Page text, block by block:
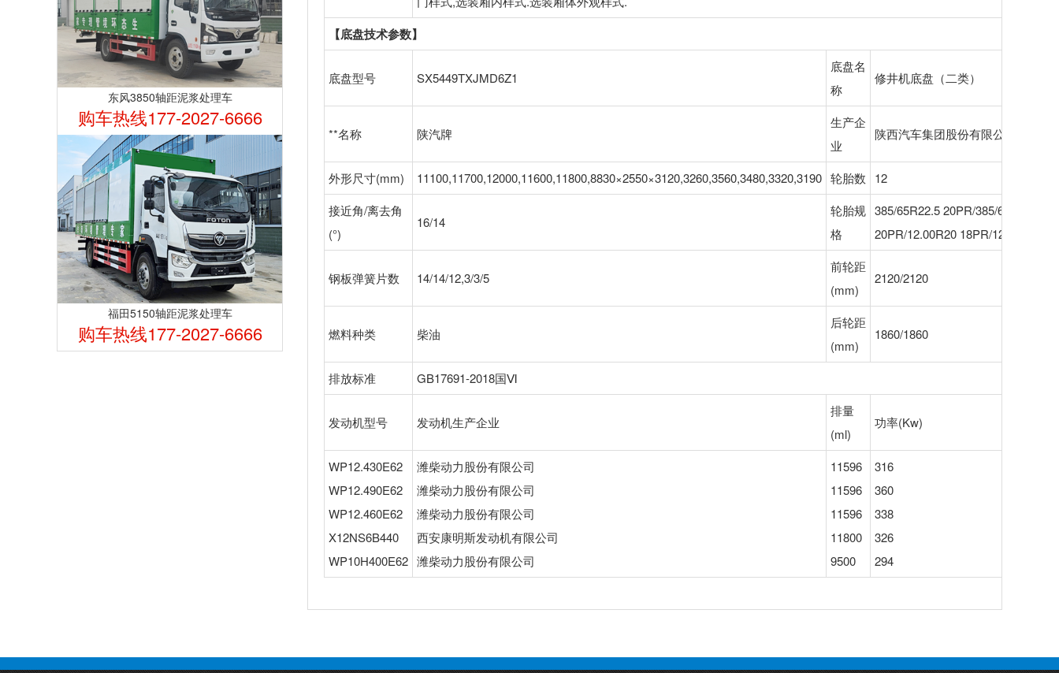
东风3850轴距泥浆处理车
购车热线177-2027-6666
福田5150轴距泥浆处理车
购车热线177-2027-6666
【底盘技术参数】
底盘型号 SX5449TXJMD6Z1
底盘名
称
修井机底盘（二类）
**名称 陕汽牌
生产企
业
陕西汽车集团股份有限公司
外形尺寸(mm) 11100,11700,12000,11600,11800,8830×2550×3120,3260,3560,3480,3320,3190 轮胎数
12
接近角/离去角
(°)
16/14
轮胎规
格
385/65R22.5 20PR/385/65R22.5
20PR/12.00R20 18PR/12.00R20
钢板弹簧片数 14/14/12,3/3/5
前轮距
(mm)
2120/2120
燃料种类 柴油
后轮距
(mm)
1860/1860
排放标准 GB17691-2018国Ⅵ
发动机型号 发动机生产企业
排量
(ml)
功率(Kw)
WP12.430E62
WP12.490E62
WP12.460E62
X12NS6B440
WP10H400E62
潍柴动力股份有限公司
潍柴动力股份有限公司
潍柴动力股份有限公司
西安康明斯发动机有限公司
潍柴动力股份有限公司
11596
11596
11596
11800
9500
316
360
338
326
294